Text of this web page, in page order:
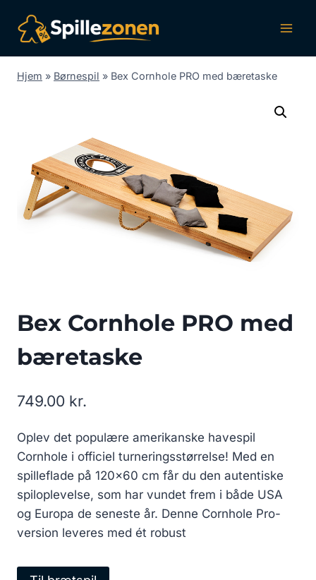
indhold
Hjem » Børnespil » Bex Cornhole PRO med bæretaske
Bex Cornhole PRO med
bæretaske
749.00 kr.
Oplev det populære amerikanske havespil
Cornhole i officiel turneringsstørrelse! Med en
spilleflade på 120×60 cm får du den autentiske
spiloplevelse, som har vundet frem i både USA
og Europa de seneste år. Denne Cornhole Pro-
version leveres med ét robust